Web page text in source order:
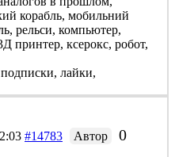
корабль, мобильний
рельси, компьютер,
принтер, ксерокс, робот,
лайки,
#14783 Автор 0